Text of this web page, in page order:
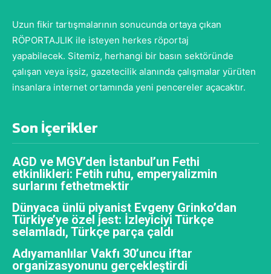
Uzun fikir tartışmalarının sonucunda ortaya çıkan
RÖPORTAJLIK ile isteyen herkes röportaj
yapabilecek. Sitemiz, herhangi bir basın sektöründe
çalışan veya işsiz, gazetecilik alanında çalışmalar yürüten
insanlara internet ortamında yeni pencereler açacaktır.
Son İçerikler
AGD ve MGV’den İstanbul’un Fethi
etkinlikleri: Fetih ruhu, emperyalizmin
surlarını fethetmektir
Dünyaca ünlü piyanist Evgeny Grinko’dan
Türkiye’ye özel jest: İzleyiciyi Türkçe
selamladı, Türkçe parça çaldı
Adıyamanlılar Vakfı 30’uncu iftar
organizasyonunu gerçekleştirdi